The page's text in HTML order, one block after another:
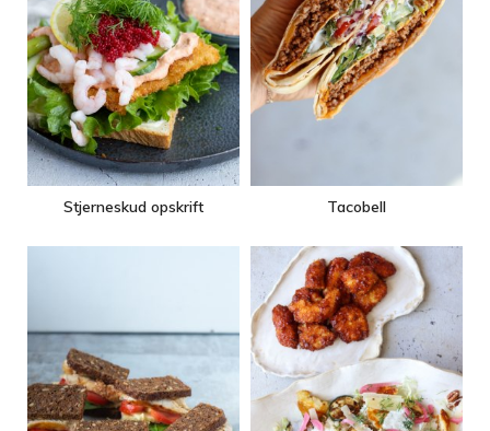
Stjerneskud opskrift Tacobell